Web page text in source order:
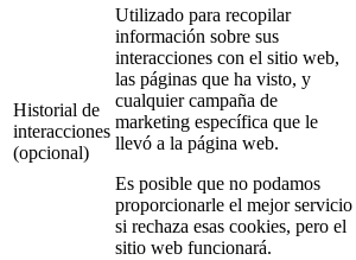
Historial de
interacciones
(opcional)
Utilizado para recopilar
información sobre sus
interacciones con el sitio web,
las páginas que ha visto, y
cualquier campaña de
marketing específica que le
llevó a la página web.
Es posible que no podamos
proporcionarle el mejor servicio
si rechaza esas cookies, pero el
sitio web funcionará.